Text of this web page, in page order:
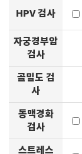
HPV 검사
자궁경부암
검사
골밀도 검
사
동맥경화
검사
스트레스